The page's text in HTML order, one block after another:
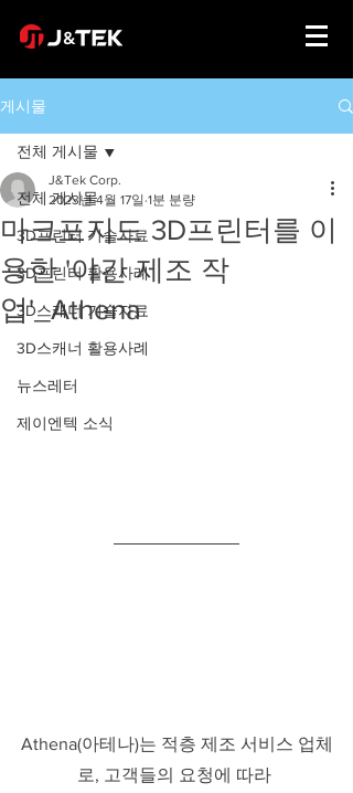
게시물
전체 게시물
3D프린터 기술자료
3D프린터 활용사례
3D스캐너 기술자료
3D스캐너 활용사례
뉴스레터
제이엔텍 소식
전체 게시물
마크포지드 3D프린터를 이
용한 '야간 제조 작
업'_Athena
J&Tek Corp.
2023년 4월 17일 1분 분량
Athena(아테나)는 적층 제조 서비스 업체
로, 고객들의 요청에 따라